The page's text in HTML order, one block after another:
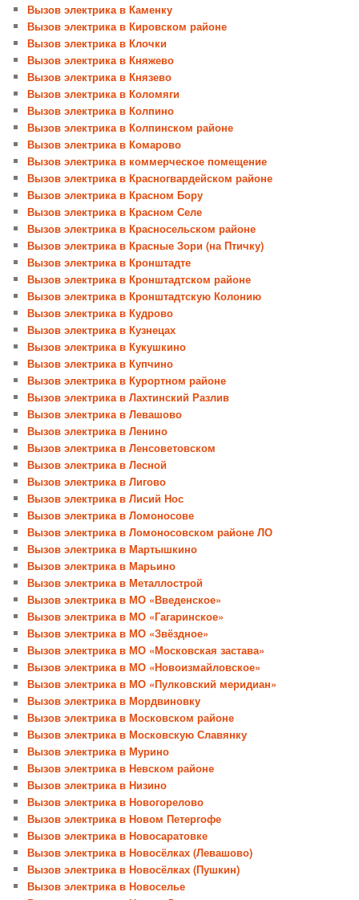
Вызов электрика в Каменку
Вызов электрика в Кировском районе
Вызов электрика в Клочки
Вызов электрика в Княжево
Вызов электрика в Князево
Вызов электрика в Коломяги
Вызов электрика в Колпино
Вызов электрика в Колпинском районе
Вызов электрика в Комарово
Вызов электрика в коммерческое помещение
Вызов электрика в Красногвардейском районе
Вызов электрика в Красном Бору
Вызов электрика в Красном Селе
Вызов электрика в Красносельском районе
Вызов электрика в Красные Зори (на Птичку)
Вызов электрика в Кронштадте
Вызов электрика в Кронштадтском районе
Вызов электрика в Кронштадтскую Колонию
Вызов электрика в Кудрово
Вызов электрика в Кузнецах
Вызов электрика в Кукушкино
Вызов электрика в Купчино
Вызов электрика в Курортном районе
Вызов электрика в Лахтинский Разлив
Вызов электрика в Левашово
Вызов электрика в Ленино
Вызов электрика в Ленсоветовском
Вызов электрика в Лесной
Вызов электрика в Лигово
Вызов электрика в Лисий Нос
Вызов электрика в Ломоносове
Вызов электрика в Ломоносовском районе ЛО
Вызов электрика в Мартышкино
Вызов электрика в Марьино
Вызов электрика в Металлострой
Вызов электрика в МО «Введенское»
Вызов электрика в МО «Гагаринское»
Вызов электрика в МО «Звёздное»
Вызов электрика в МО «Московская застава»
Вызов электрика в МО «Новоизмайловское»
Вызов электрика в МО «Пулковский меридиан»
Вызов электрика в Мордвиновку
Вызов электрика в Московском районе
Вызов электрика в Московскую Славянку
Вызов электрика в Мурино
Вызов электрика в Невском районе
Вызов электрика в Низино
Вызов электрика в Новогорелово
Вызов электрика в Новом Петергофе
Вызов электрика в Новосаратовке
Вызов электрика в Новосёлках (Левашово)
Вызов электрика в Новосёлках (Пушкин)
Вызов электрика в Новоселье